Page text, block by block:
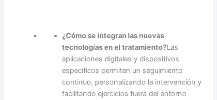
¿Cómo se integran las nuevas
tecnologías en el tratamiento?Las
aplicaciones digitales y dispositivos
específicos permiten un seguimiento
continuo, personalizando la intervención y
facilitando ejercicios fuera del entorno